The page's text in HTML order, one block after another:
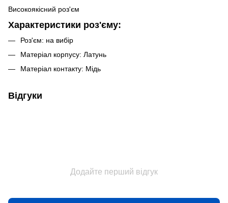
Високоякісний роз'єм
Характеристики роз'єму:
Роз'єм: на вибір
Матеріал корпусу: Латунь
Матеріал контакту: Мідь
Відгуки
Додайте перший відгук